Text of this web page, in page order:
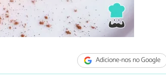
Adicione-nos no Google